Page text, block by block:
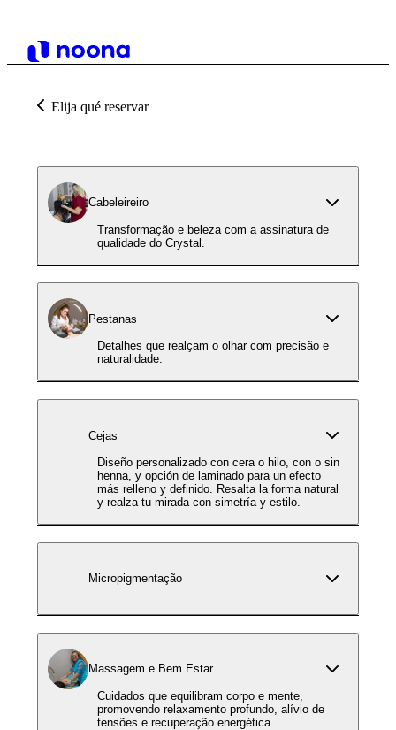
Elija qué reservar
Cabeleireiro
Transformação e beleza com a assinatura de
qualidade do Crystal.
Pestanas
Detalhes que realçam o olhar com precisão e
naturalidade.
Cejas
Diseño personalizado con cera o hilo, con o sin
henna, y opción de laminado para un efecto
más relleno y definido. Resalta la forma natural
y realza tu mirada con simetría y estilo.
Micropigmentação
Massagem e Bem Estar
Cuidados que equilibram corpo e mente,
promovendo relaxamento profundo, alívio de
tensões e recuperação energética.